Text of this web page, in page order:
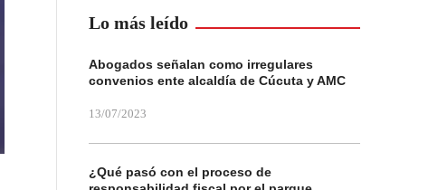
Lo más leído
Abogados señalan como irregulares
convenios ente alcaldía de Cúcuta y AMC
13/07/2023
¿Qué pasó con el proceso de